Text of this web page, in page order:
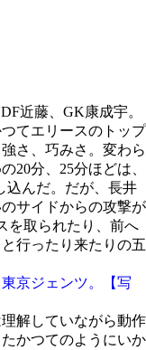
近藤、GK康成宇。
てエリースのトップ
さ、巧みさ。変わら
20分、25分ほどは、
込んだ。だが、長井
サイドからの攻撃が
を取られたり、前へ
行ったり来たりの五
解していながら動作
かつてのようにいか